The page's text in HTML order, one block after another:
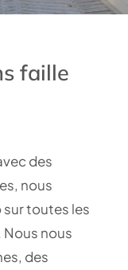
faille
des
nous
sur toutes les
nous
des